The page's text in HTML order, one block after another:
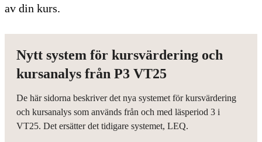
av din kurs.
Nytt system för kursvärdering och
kursanalys från P3 VT25
De här sidorna beskriver det nya systemet för kursvärdering
och kursanalys som används från och med läsperiod 3 i
VT25. Det ersätter det tidigare systemet, LEQ.